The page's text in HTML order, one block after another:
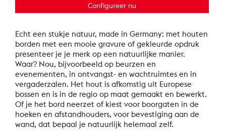
Configureer nu
Echt een stukje natuur, made in Germany: met houten
borden met een mooie gravure of gekleurde opdruk
presenteer je je merk op een natuurlijke manier.
Waar? Nou, bijvoorbeeld op beurzen en
evenementen, in ontvangst- en wachtruimtes en in
vergaderzalen. Het hout is afkomstig uit Europese
bossen en is in de regio op maat gemaakt en bewerkt.
Of je het bord neerzet of kiest voor boorgaten in de
hoeken en afstandhouders, voor bevestiging aan de
wand, dat bepaal je natuurlijk helemaal zelf.